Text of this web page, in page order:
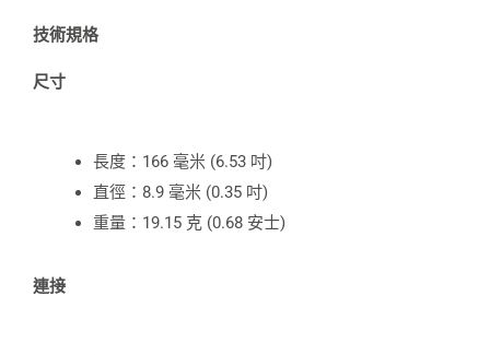
技術規格
尺寸
長度：166 毫米 (6.53 吋)
直徑：8.9 毫米 (0.35 吋)
重量：19.15 克 (0.68 安士)
連接